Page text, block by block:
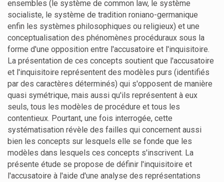
ensembles (le système de common law, le système
socialiste, le système de tradition roniano-germanique
enfin les systèmes philosophiques ou religieux) et une
conceptualisation des phénomènes procéduraux sous la
forme d'une opposition entre l'accusatoire et l'inquisitoire.
La présentation de ces concepts soutient que l'accusatoire
et l'inquisitoire représentent des modèles purs (identifiés
par des caractères déterminés) qui s'opposent de manière
quasi symétrique, mais aussi qu'ils représentent à eux
seuls, tous les modèles de procédure et tous les
contentieux. Pourtant, une fois interrogée, cette
systématisation révèle des failles qui concernent aussi
bien les concepts sur lesquels elle se fonde que les
modèles dans lesquels ces concepts s'inscrivent. La
présente étude se propose de définir l'inquisitoire et
l'accusatoire à l'aide d'une analyse des représentations